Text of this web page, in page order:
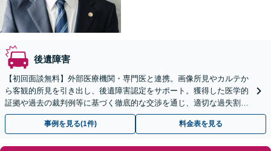
後遺障害
【初回面談無料】外部医療機関・専門医と連携。画像所見やカルテか
ら客観的所見を引き出し、後遺障害認定をサポート。獲得した医学的
証拠や過去の裁判例等に基づく徹底的な交渉を通じ、適切な過失割合
の算定等に基づく真に適正な賠償獲得を目指します。
事例を見る(1件) 料金表を見る